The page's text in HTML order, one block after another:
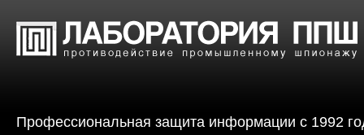
Профессиональная защита информации с